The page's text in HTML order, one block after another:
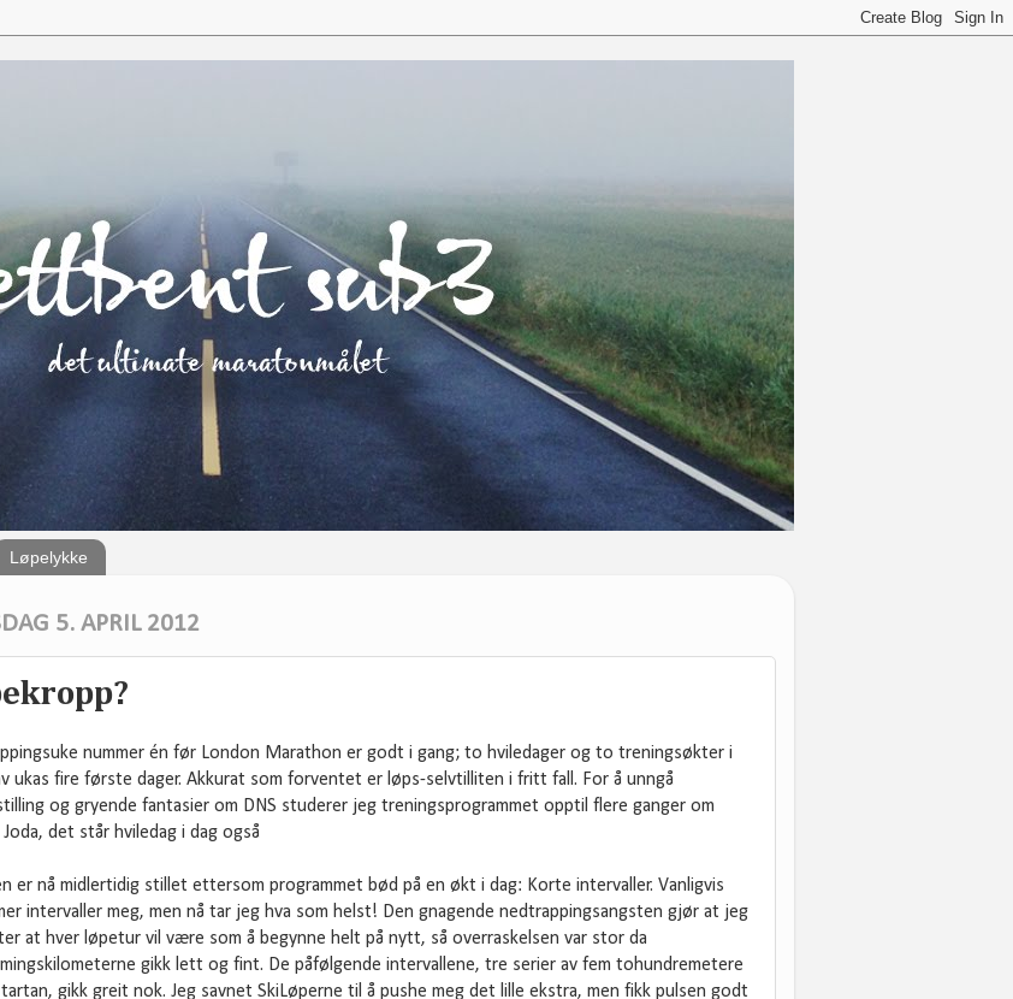
Løpelykke
5. APRIL 2012
nummer én før London Marathon er godt i gang; to hviledager og to treningsøkter i
ukas fire første dager. Akkurat som forventet er løps-selvtilliten i fritt fall. For å unngå
og gryende fantasier om DNS studerer jeg treningsprogrammet opptil flere ganger om
det står hviledag i dag også
er nå midlertidig stillet ettersom programmet bød på en økt i dag: Korte intervaller. Vanligvis
intervaller meg, men nå tar jeg hva som helst! Den gnagende nedtrappingsangsten gjør at jeg
at hver løpetur vil være som å begynne helt på nytt, så overraskelsen var stor da
gikk lett og fint. De påfølgende intervallene, tre serier av fem tohundremetere
gikk greit nok. Jeg savnet SkiLøperne til å pushe meg det lille ekstra, men fikk pulsen godt